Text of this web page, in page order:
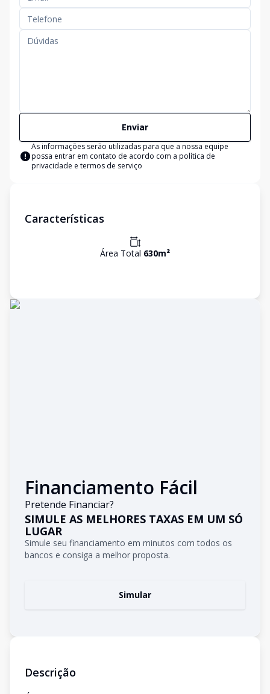
Enviar
As informações serão utilizadas para que a nossa equipe
possa entrar em contato de acordo com a política de
privacidade e termos de serviço
Características
Área Total 630m²
Financiamento Fácil
Pretende Financiar?
SIMULE AS MELHORES TAXAS EM UM SÓ
LUGAR
Simule seu financiamento em minutos com todos os
bancos e consiga a melhor proposta.
Simular
Descrição